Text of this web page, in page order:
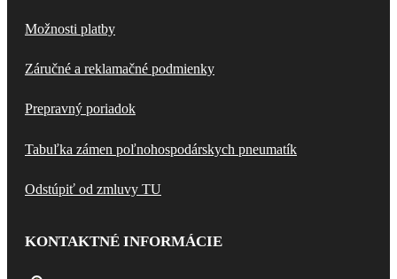
Možnosti platby
Záručné a reklamačné podmienky
Prepravný poriadok
Tabuľka zámen poľnohospodárskych pneumatík
Odstúpiť od zmluvy TU
KONTAKTNÉ INFORMÁCIE